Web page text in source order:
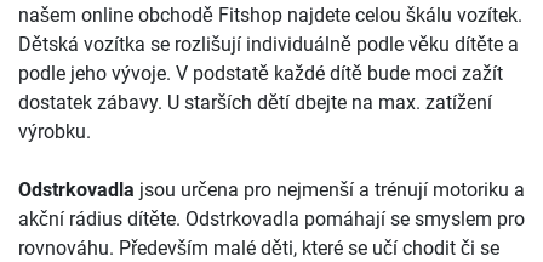
našem online obchodě Fitshop najdete celou škálu vozítek.
Dětská vozítka se rozlišují individuálně podle věku dítěte a
podle jeho vývoje. V podstatě každé dítě bude moci zažít
dostatek zábavy. U starších dětí dbejte na max. zatížení
výrobku.
Odstrkovadla jsou určena pro nejmenší a trénují motoriku a
akční rádius dítěte. Odstrkovadla pomáhají se smyslem pro
rovnováhu. Především malé děti, které se učí chodit či se